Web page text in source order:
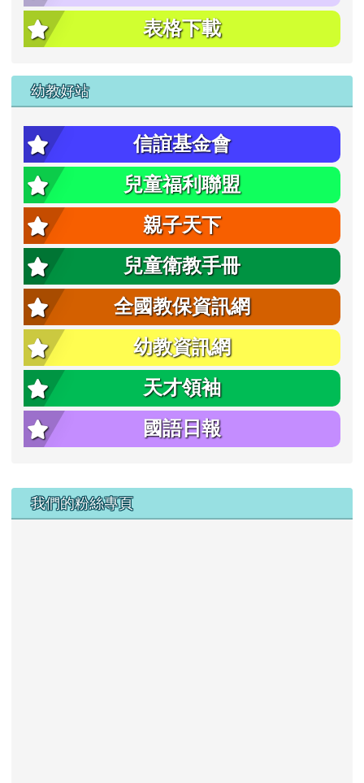
表格下載
幼教好站
信誼基金會
兒童福利聯盟
親子天下
兒童衛教手冊
全國教保資訊網
幼教資訊網
天才領袖
國語日報
右邊區域內容
我們的粉絲專頁